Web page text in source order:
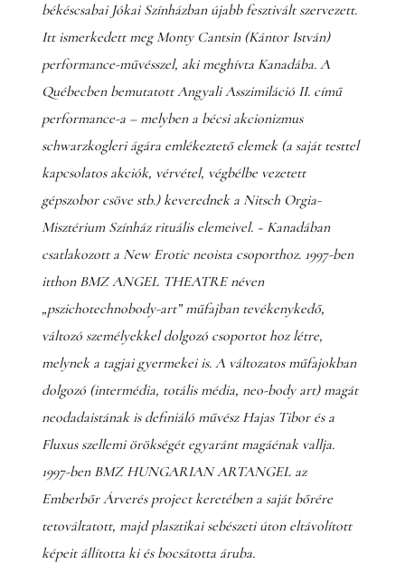
békéscsabai Jókai Színházban újabb fesztivált szervezett.
Itt ismerkedett meg Monty Cantsin (Kántor István)
performance-művésszel, aki meghívta Kanadába. A
Québecben bemutatott Angyali Asszimiláció II. című
performance-a – melyben a bécsi akcionizmus
schwarzkogleri ágára emlékeztető elemek (a saját testtel
kapcsolatos akciók, vérvétel, végbélbe vezetett
gépszobor csöve stb.) keverednek a Nitsch Orgia-
Misztérium Színház rituális elemeivel. ~ Kanadában
csatlakozott a New Erotic neoista csoporthoz. 1997-ben
itthon BMZ ANGEL THEATRE néven
„pszichotechnobody-art” műfajban tevékenykedő,
változó személyekkel dolgozó csoportot hoz létre,
melynek a tagjai gyermekei is. A változatos műfajokban
dolgozó (intermédia, totális média, neo-body art) magát
neodadaistának is definiáló művész Hajas Tibor és a
Fluxus szellemi örökségét egyaránt magáénak vallja.
1997-ben BMZ HUNGARIAN ARTANGEL az
Emberbőr Árverés project keretében a saját bőrére
tetováltatott, majd plasztikai sebészeti úton eltávolított
képeit állította ki és bocsátotta áruba.